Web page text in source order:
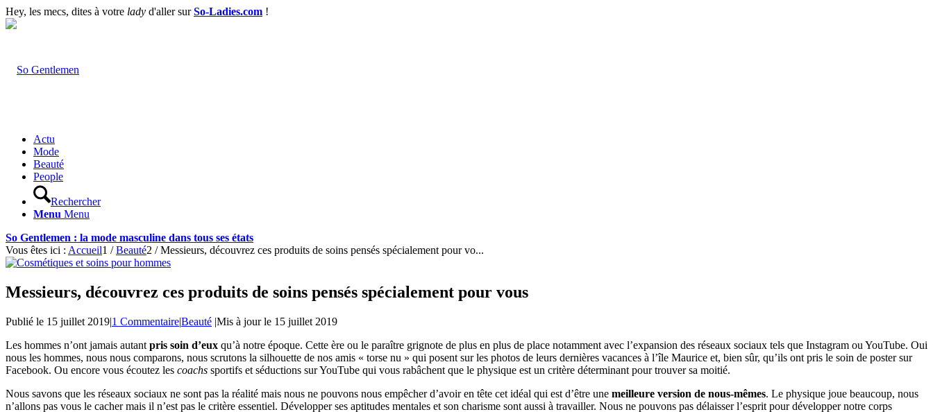
Hey, les mecs, dites à votre lady d'aller surSo-Ladies.com !
Actu
Mode
Beauté
People
Rechercher
Menu Menu
So Gentlemen : la mode masculine dans tous ses états
Vous êtes ici : Accueil1 / Beauté2 / Messieurs, découvrez ces produits de soins pensés spécialement pour vo...
Messieurs, découvrez ces produits de soins pensés spécialement pour vous
Publié le 15 juillet 2019|1 Commentaire|Beauté |Mis à jour le 15 juillet 2019
Les hommes n’ont jamais autant pris soin d’eux qu’à notre époque. Cette ère ou le paraître grignote de plus en plus de place notamment avec l’expansion des réseaux sociaux tels que Instagram ou YouTube. Oui
nous les hommes, nous nous comparons, nous scrutons la silhouette de nos amis « torse nu » qui posent sur les photos de leurs dernières vacances à l’île Maurice et, bien sûr, qu’ils ont pris le soin de poster sur
Facebook. Ou encore vous écoutez les coachs sportifs et séductions sur YouTube qui vous rabâchent que le physique est un critère déterminant pour trouver sa moitié.
Nous savons que les réseaux sociaux ne sont pas la réalité mais nous ne pouvons nous empêcher d’avoir en tête cet idéal qui est d’être une meilleure version de nous-mêmes. Le physique joue beaucoup, nous
n’allons pas vous le cacher mais il n’est pas le critère essentiel. Développer ses aptitudes mentales et son charisme sont aussi à travailler. Nous ne pouvons pas délaisser l’esprit pour développer notre corps